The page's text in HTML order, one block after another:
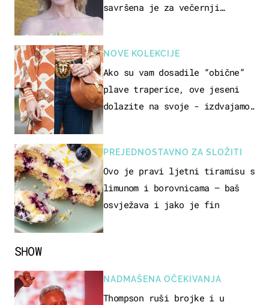
SHOW
NADMAŠENA OČEKIVANJA
Thompson ruši brojke i u
savršena je za večernji
NOVE KOLEKCIJE
Ako su vam dosadile “obične”
plave traperice, ove jeseni
dolazite na svoje - izdvajamo
PREJEDNOSTAVNO ZA SLOŽITI
Ovo je pravi ljetni tiramisu s
limunom i borovnicama – baš
osvježava i jako je fin